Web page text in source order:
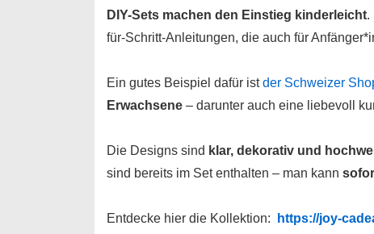
DIY-Sets machen den Einstieg kinderleicht.
für-Schritt-Anleitungen, die auch für
Ein gutes Beispiel dafür istder Schweizer
Erwachsene – darunter auch eine liebevoll
Die Designs sind klar, dekorativ und
sind bereits im Set enthalten – man kann
Entdecke hier die Kollektion: https://joy-